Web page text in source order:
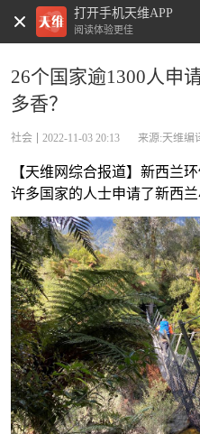
打开手机天维APP
阅读体验更佳 天
26个国家逾1300人申
多香？
社会 2022-11-03 20:13 来源:天维编
【天维网综合报道】新西兰
许多国家的人士申请了新西兰